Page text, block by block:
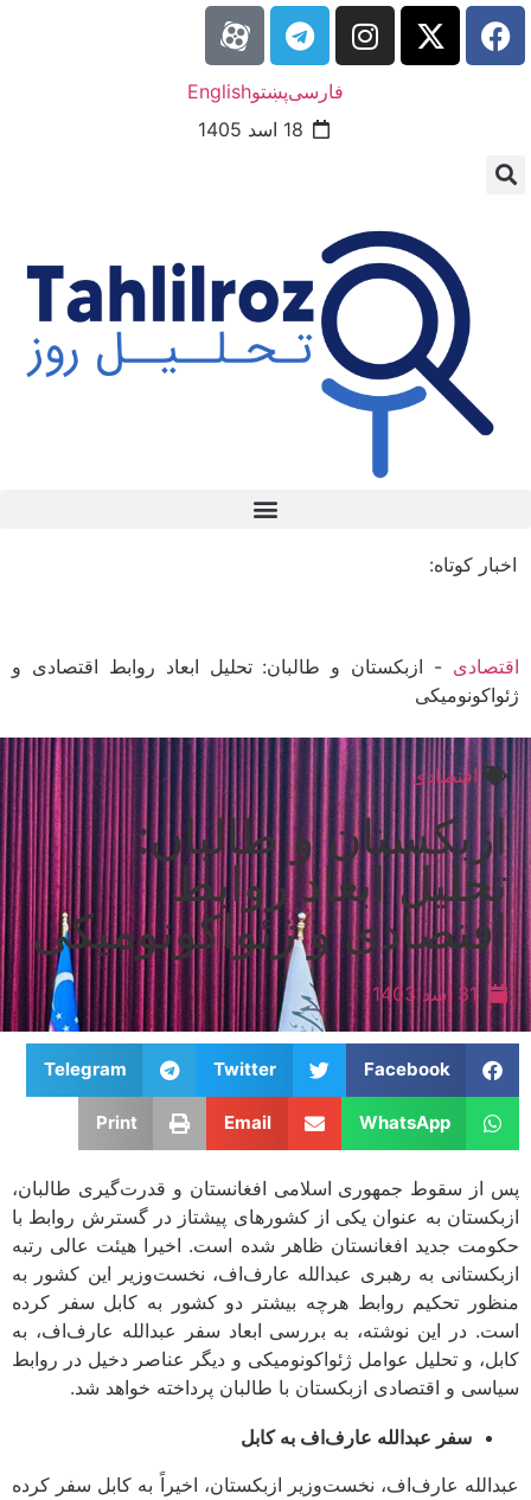
فارسی پښتوEnglish
18 اسد 1405
کوتاه:
-ازبکستان و طالبان: تحلیل ابعاد روابط اقتصادی و
اقتصادی
و طالبان:
ابعاد روابط
و ژئواکونومیکی
31 اسد 1403
Facebook
Twitter
Telegram
WhatsApp
Email
Print
سقوط جمهوری اسلامی افغانستان و قدرت‌گیری طالبان،
به عنوان یکی از کشورهای پیشتاز در گسترش روابط با
جدید افغانستان ظاهر شده است. اخیرا هیئت عالی رتبه
به رهبری عبدالله عارف‌اف، نخست‌وزیر این کشور به
تحکیم روابط هرچه بیشتر دو کشور به کابل سفر کرده
در این نوشته، به بررسی ابعاد سفر عبدالله عارف‌اف، به
و تحلیل عوامل ژئواکونومیکی و دیگر عناصر دخیل در روابط
و اقتصادی ازبکستان با طالبان پرداخته خواهد شد.
سفر عبدالله عارف‌اف به کابل
عارف‌اف، نخست‌وزیر ازبکستان، اخیراً به کابل سفر کرده